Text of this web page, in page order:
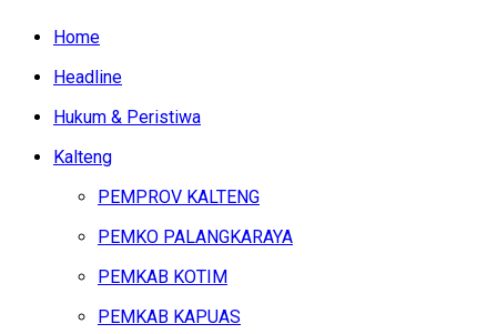
Home
Headline
Hukum & Peristiwa
Kalteng
PEMPROV KALTENG
PEMKO PALANGKARAYA
PEMKAB KOTIM
PEMKAB KAPUAS